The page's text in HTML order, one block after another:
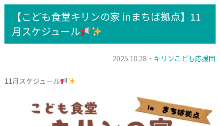
【こども食堂キリンの家 inまちば拠点】11
月スケジュール
2025.10.28・ キリンこども応援団
11月スケジュール